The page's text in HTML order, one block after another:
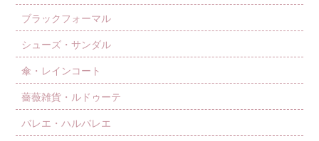
ブラックフォーマル
シューズ・サンダル
傘・レインコート
薔薇雑貨・ルドゥーテ
バレエ・ハルバレエ